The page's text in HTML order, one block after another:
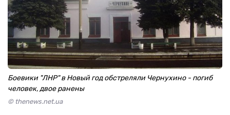
Боевики "ЛНР" в Новый год обстреляли Чернухино - погиб
человек, двое ранены
© thenews.net.ua